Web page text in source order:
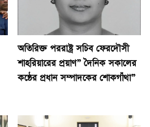
অতিরিক্ত পররাষ্ট্র সচিব ফেরদৌসী
শাহরিয়ারের প্রয়াণ” দৈনিক সকালের
কন্ঠের প্রধান সম্পাদকের শোকগাঁথা”